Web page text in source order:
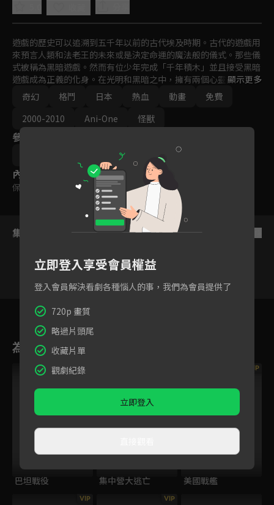
遊戲的歷史可以追溯到五千年以前的古代埃及時期。古代的遊戲用
來預言人類和法老王的未來或是決定命運的魔法般的儀式。那些儀
式被稱為黑暗遊戲。然而有位少年完成「千年積木」並且接受黑暗
遊戲成為正義的化身。在光明和黑暗之中，擁有兩個心靈的少年以
「遊戲王」之稱展開決鬥。
顯示更多
奇幻
格鬥 日本 熱血 動畫
免費
2000-2010
Ani-One 怪獸
參與演員
內容標籤
保護級
集數列表
91 92
為您推薦
巴坦戰役 集中營大逃亡
VIP
美國戰艦
VIP VIP
立即登入享受會員權益
登入會員解決看劇各種惱人的事，我們為會員提供了
720p 畫質
略過片頭尾
收藏片單
觀劇紀錄
立即登入